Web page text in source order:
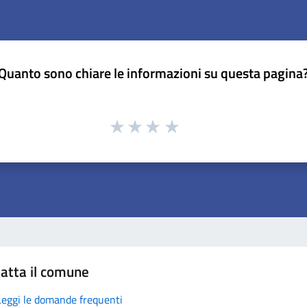
sono chiare le informazioni su questa
il comune
le domande frequenti